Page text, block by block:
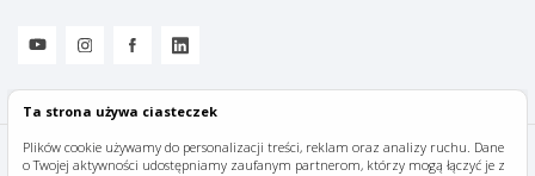
Ta strona używa ciasteczek
Plików cookie używamy do personalizacji treści, reklam oraz analizy ruchu. Dane
o Twojej aktywności udostępniamy zaufanym partnerom, którzy mogą łączyć je z
Mazury Travel © 2026